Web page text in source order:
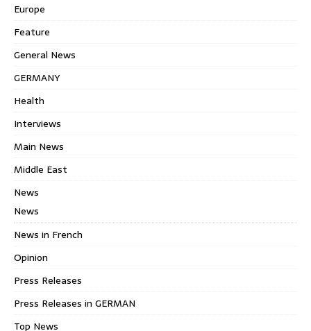
Europe
Feature
General News
GERMANY
Health
Interviews
Main News
Middle East
News
News
News in French
Opinion
Press Releases
Press Releases in GERMAN
Top News